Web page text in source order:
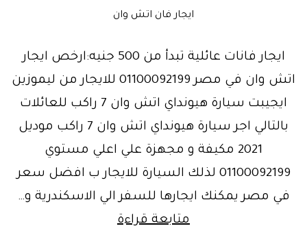
ايجار فان اتش وان
ايجار فانات عائلية تبدأ من 500 جنيه:ارخص ايجار
اتش وان في مصر 01100092199 للايجار من ليموزين
ايجيبت سيارة هيونداي اتش وان 7 راكب للعائلات
بالتالي اجر سيارة هيونداي اتش وان 7 راكب موديل
2021 مكيفة و مجهزة علي اعلي مستوي
01100092199 لذلك السيارة للايجار ب افضل سعر
في مصر يمكنك ايجارها للسفر الي الاسكندرية و…
متابعة قراءةتبدأ